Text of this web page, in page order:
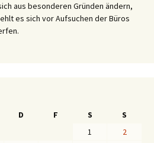
aus besonderen Gründen ändern,
es sich vor Aufsuchen der Büros
D F S
S
1
2